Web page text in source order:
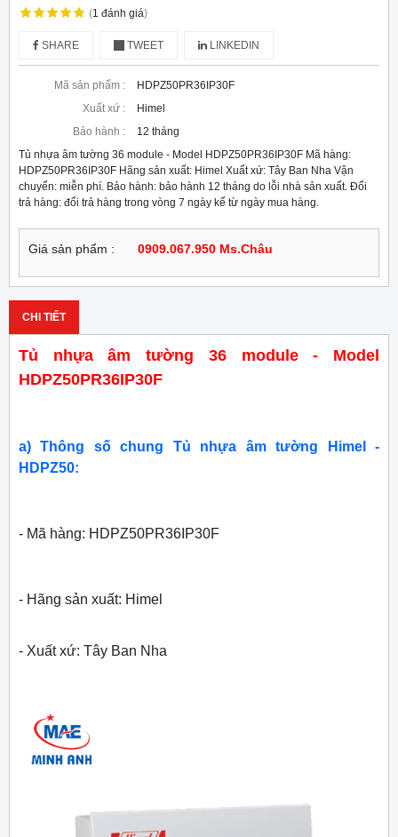
(1 đánh giá)
SHARE TWEET LINKEDIN
Mã sản phẩm :
HDPZ50PR36IP30F
Xuất xứ :
Himel
Bảo hành :
12 tháng
Tủ nhựa âm tường 36 module - Model HDPZ50PR36IP30F Mã hàng:
HDPZ50PR36IP30F Hãng sản xuất: Himel Xuất xứ: Tây Ban Nha Vận
chuyển: miễn phí. Bảo hành: bảo hành 12 tháng do lỗi nhà sản xuất. Đổi
trả hàng: đổi trả hàng trong vòng 7 ngày kể từ ngày mua hàng.
Giá sản phẩm : 0909.067.950 Ms.Châu
CHI TIẾT
Tủ nhựa âm tường 36 module - Model
HDPZ50PR36IP30F
a) Thông số chung Tủ nhựa âm tường Himel -
HDPZ50:
- Mã hàng: HDPZ50PR36IP30F
- Hãng sản xuất: Himel
- Xuất xứ: Tây Ban Nha